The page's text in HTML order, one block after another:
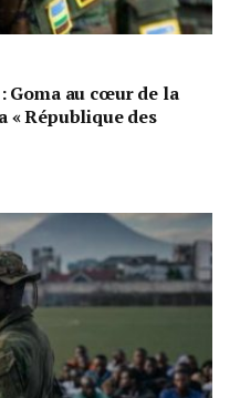
Goma au cœur de la
« République des